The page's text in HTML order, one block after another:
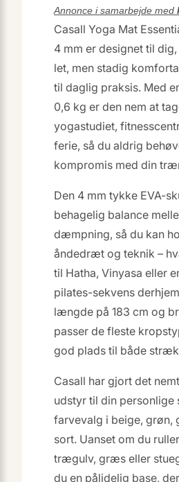
Annonce i samarbejde med
Casall Yoga Mat
4 mm er designet til
let, men stadig
til daglig praksis. Med
0,6 kg er den nem at
yogastudiet,
ferie, så du aldrig
kompromis med din
Den 4 mm tykke EVA-
behagelig balance
dæmpning, så du kan
åndedræt og teknik –
til Hatha, Vinyasa eller
pilates-sekvens
længde på 183 cm og
passer de fleste
god plads til både
Casall har gjort det
udstyr til din personlige
farvevalg i beige, grøn,
sort. Uanset om du
trægulv, græs eller
du en pålidelig base,